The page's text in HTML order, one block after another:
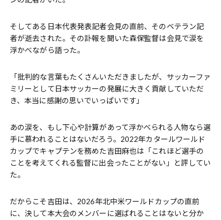
そしてある日本代表発表記者会見の直前、そのベテラン記
者が逝去された。その訃報を聞いた森保監督は会見で涙を
浮かべながら語った。
「批判的な言葉もたくさんいただきましたが、サッカーファ
ミリーとして日本サッカーの発展に大きく貢献していただ
き、本当に感謝の思いでいっぱいです」
あの涙を、もし下心や計算があって浮かべられる人物なら選
手に慕われることはないだろう。2022年カタールワールド
カップでキャプテンを務めた吉田麻也は「これほど選手の
ことを考えてくれる監督に出会ったことがない」と評してい
た。
だからこそ吉田は、2026年北中米ワールドカップの直前
に、決して本大会のメンバーに選ばれることはないと分か